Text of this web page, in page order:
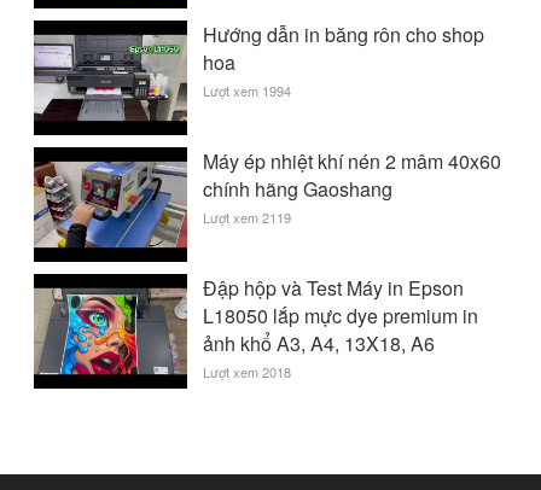
Hướng dẫn in băng rôn cho shop
hoa
Lượt xem 1994
Máy ép nhiệt khí nén 2 mâm 40x60
chính hãng Gaoshang
Lượt xem 2119
Đập hộp và Test Máy in Epson
L18050 lắp mực dye premium in
ảnh khổ A3, A4, 13X18, A6
Lượt xem 2018